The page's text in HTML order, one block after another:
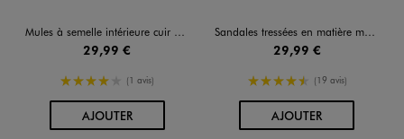
Mules à semelle intérieure cuir et motif pelage vache femme - Follow Me
29,99 €
4/5 de moyenne
(1 avis)
AJOUTERAU PANIER
Sandales tressées en matière métallisée femme - Follow Me
29,99 €
4.5/5 de moyenne
(19 avis)
AJOUTERAU PANIER